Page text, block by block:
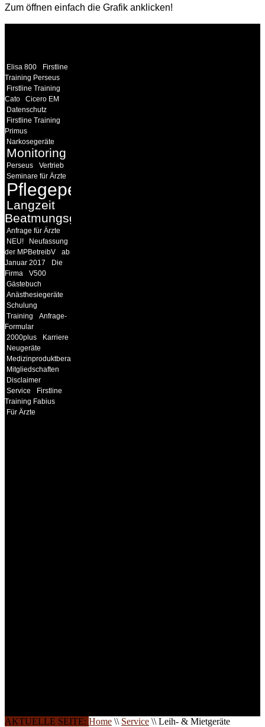
Zum öffnen einfach die Grafik anklicken!
Elisa 800
Firstline
Training Perseus
Firstline Training
Cato
Cicero EM
Datenschutz
Firstline Training
Primus
Narkosegeräte
Monitoring
Perseus
Vertrieb
Seminare für Ärzte
Pflegepersonal
Langzeit
Beatmungsgeräte
Anfrage für Ärzte
NEU!
Neufassung
der MPBetreibV
ab
Januar 2017
Die
Firma
V500
Gästebuch
Anästhesiegeräte
Schulung
Training
Anfrage-
Formular
2000plus
Karriere
Neugeräte
Medizinproduktberater
Mitgliedschaften
Disclaimer
Service
Firstline
Training Fabius
Für Ärzte
AKTUELLE SEITE: Home \\ Service \\ Leih- & Mietgeräte